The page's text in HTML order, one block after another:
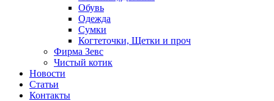
Обувь
Одежда
Сумки
Когтеточки, Щетки и проч
Фирма Зевс
Чистый котик
Новости
Статьи
Контакты